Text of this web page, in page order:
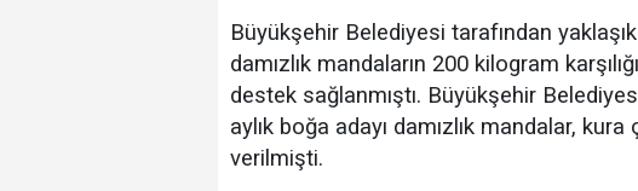
Büyükşehir Belediyesi tarafından
damızlık mandaların 200 kilogram
destek sağlanmıştı. Büyükşehir
aylık boğa adayı damızlık mandalar,
verilmişti.